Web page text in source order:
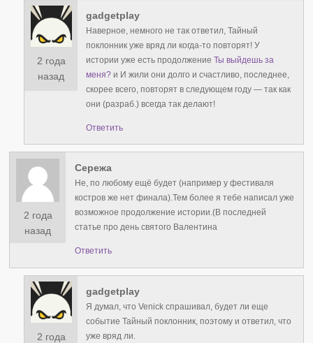
2 года
назад
gadgetplay
Наверное, немного не так ответил, Тайный
поклонник уже вряд ли когда-то повторят! У
истории уже есть продолжениеТы выйдешь за
меня? и И жили они долго и счастливо, последнее,
скорее всего, повторят в следующем году — так как
они (разраб.) всегда так делают!
Ответить
2 года
назад
Сережа
Не, по любому ещё будет (например у фестиваля
костров же нет финала).Тем более я тебе написал уже
возможное продолжение истории.(В последней
статье про день святого Валентина
Ответить
2 года
gadgetplay
Я думал, что Venick спрашивал, будет ли еще
событие Тайный поклонник, поэтому и ответил, что
уже вряд ли.